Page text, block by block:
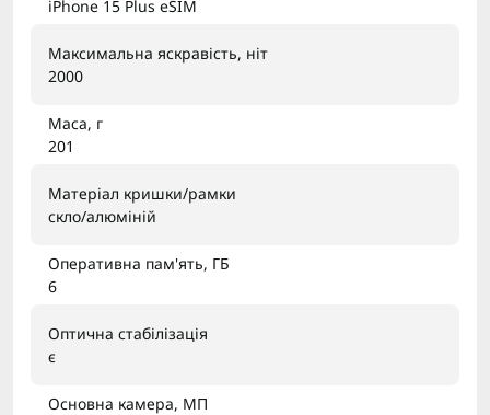
iPhone 15 Plus eSIM
Максимальна яскравість, ніт
2000
Маса, г
201
Матеріал кришки/рамки
скло/алюміній
Оперативна пам'ять, ГБ
6
Оптична стабілізація
є
Основна камера, МП